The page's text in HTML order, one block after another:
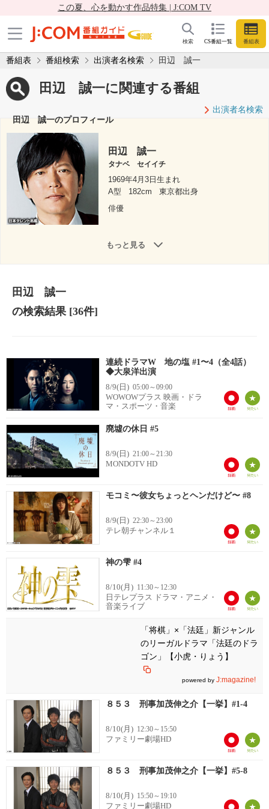
この夏、心を動かす作品特集 | J:COM TV
CS番組一覧 番組表
検索
番組表 番組検索 出演者名検索 田辺 誠一
田辺 誠一に関連する番組
出演者名検索
田辺 誠一のプロフィール
田辺 誠一
タナベ セイイチ
1969年4月3日生まれ
A型
182cm
東京都出身
俳優
もっと見る
田辺 誠一
の検索結果[36件]
連続ドラマW 地の塩 #1〜4（全4話）
◆大泉洋出演
8/9(日) 05:00～09:00
WOWOWプラス 映画・ドラ
マ・スポーツ・音楽
廃墟の休日 #5
8/9(日) 21:00～21:30
MONDOTV HD
モコミ〜彼女ちょっとヘンだけど〜 #8
8/9(日) 22:30～23:00
テレ朝チャンネル１
神の雫 #4
8/10(月) 11:30～12:30
日テレプラス ドラマ・アニメ・
音楽ライブ
「将棋」×「法廷」新ジャンル
のリーガルドラマ「法廷のドラ
ゴン」【小虎・りょう】
powered by J:magazine!
８５３ 刑事加茂伸之介【一挙】#1-4
8/10(月) 12:30～15:50
ファミリー劇場HD
８５３ 刑事加茂伸之介【一挙】#5-8
8/10(月) 15:50～19:10
ファミリー劇場HD